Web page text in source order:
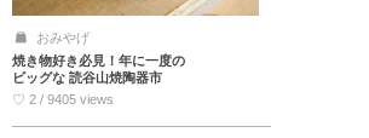
おみやげ
焼き物好き必見！年に一度の
ビッグな 読谷山焼陶器市
♡ 2 / 9405 views